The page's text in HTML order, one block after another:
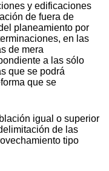
y edificaciones
de fuera de
planeamiento por
en las
de mera
a las sólo
que se podrá
que se
igual o superior
de las
tipo